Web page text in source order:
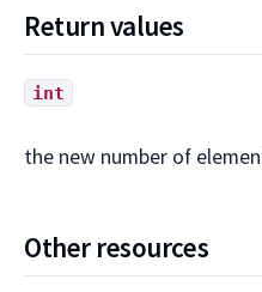
Return values
int
the new number of
Other resources